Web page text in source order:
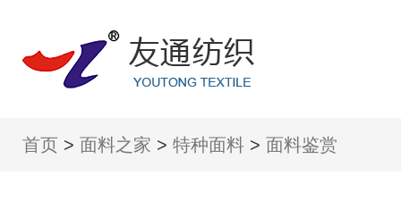
首页 > 面料之家 > 特种面料 > 面料鉴赏